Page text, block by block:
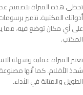
تحظى هذه المبراة بتصميم
أدواتك المكتبية. تتميز
على أي مكان توضع فيه، مما
المكتب.
تعتبر المبراة عملية وسهلة
شحذ الأقلام. كما أنها
الطويل والمتانة في الأداء.